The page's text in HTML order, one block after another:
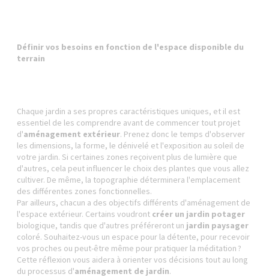
Définir vos besoins en fonction de l'espace disponible du
terrain
Chaque jardin a ses propres caractéristiques uniques, et il est
essentiel de les comprendre avant de commencer tout projet
d'aménagement extérieur. Prenez donc le temps d'observer
les dimensions, la forme, le dénivelé et l'exposition au soleil de
votre jardin. Si certaines zones reçoivent plus de lumière que
d'autres, cela peut influencer le choix des plantes que vous allez
cultiver. De même, la topographie déterminera l'emplacement
des différentes zones fonctionnelles.
Par ailleurs, chacun a des objectifs différents d'aménagement de
l'espace extérieur. Certains voudront créer un jardin potager
biologique, tandis que d'autres préféreront un jardin paysager
coloré. Souhaitez-vous un espace pour la détente, pour recevoir
vos proches ou peut-être même pour pratiquer la méditation ?
Cette réflexion vous aidera à orienter vos décisions tout au long
du processus d'aménagement de jardin.